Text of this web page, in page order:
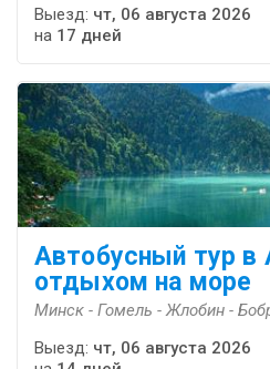
Выезд: чт, 06 августа 2026
на 17 дней
Автобусный тур в
отдыхом на море
Минск - Гомель - Жлобин -
Выезд: чт, 06 августа 2026